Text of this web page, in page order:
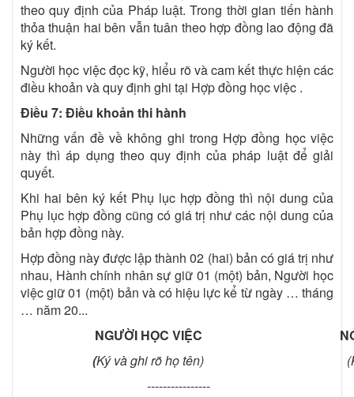
theo quy định của Pháp luật. Trong thời gian tiến hành
thỏa thuận hai bên vẫn tuân theo hợp đồng lao động đã
ký kết.
Người học việc đọc kỹ, hiểu rõ và cam kết thực hiện các
điều khoản và quy định ghi tại Hợp đồng học việc .
Điều 7: Điều khoản thi hành
Những vấn đề về không ghi trong Hợp đồng học việc
này thì áp dụng theo quy định của pháp luật để giải
quyết.
Khi hai bên ký kết Phụ lục hợp đồng thì nội dung của
Phụ lục hợp đồng cũng có giá trị như các nội dung của
bản hợp đồng này.
Hợp đồng này được lập thành 02 (hai) bản có giá trị như
nhau, Hành chính nhân sự giữ 01 (một) bản, Người học
việc giữ 01 (một) bản và có hiệu lực kể từ ngày … tháng
… năm 20...
NGƯỜI HỌC VIỆC
(Ký và ghi rõ họ tên)
----------------